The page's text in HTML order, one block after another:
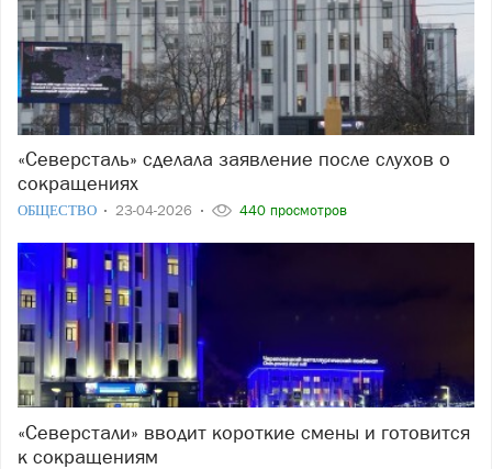
«Северсталь» сделала заявление после слухов о
сокращениях
ОБЩЕСТВО 23-04-2026 440 просмотров
«Северстали» вводит короткие смены и готовится
к сокращениям